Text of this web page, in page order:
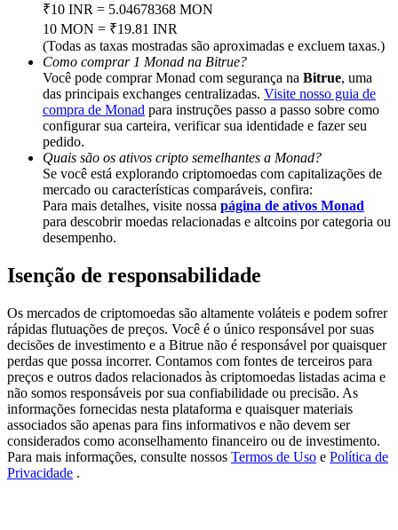
BTC Welcome Rewards
Deposit & Trade BTC to Share 25000 USDT prize pool!
Deposit CASHCAT & Win
Share 500000 CASHCAT prize pool
Exclusive for BitMart Users
Precious Metals Trading Carnival
Trade Gold & Silver · 33,333 USDT Bonus
USDT New User Exclusive 10% APR
USDT Flexible Staking | Daily Rewards
₹10 INR = 5.04678368 MON
10 MON = ₹19.81 INR
(Todas as taxas mostradas são aproximadas e excluem taxas.)
Como comprar 1 Monad na Bitrue?
Você pode comprar Monad com segurança na Bitrue, uma
das principais exchanges centralizadas. Visite nosso guia de
compra de Monad para instruções passo a passo sobre como
configurar sua carteira, verificar sua identidade e fazer seu
pedido.
Quais são os ativos cripto semelhantes a Monad?
Se você está explorando criptomoedas com capitalizações de
mercado ou características comparáveis, confira:
Para mais detalhes, visite nossa página de ativos Monad
para descobrir moedas relacionadas e altcoins por categoria ou
desempenho.
Isenção de responsabilidade
Os mercados de criptomoedas são altamente voláteis e podem sofrer
rápidas flutuações de preços. Você é o único responsável por suas
decisões de investimento e a Bitrue não é responsável por quaisquer
perdas que possa incorrer. Contamos com fontes de terceiros para
preços e outros dados relacionados às criptomoedas listadas acima e
não somos responsáveis por sua confiabilidade ou precisão. As
informações fornecidas nesta plataforma e quaisquer materiais
associados são apenas para fins informativos e não devem ser
considerados como aconselhamento financeiro ou de investimento.
Para mais informações, consulte nossos Termos de Uso e Política de
Privacidade .